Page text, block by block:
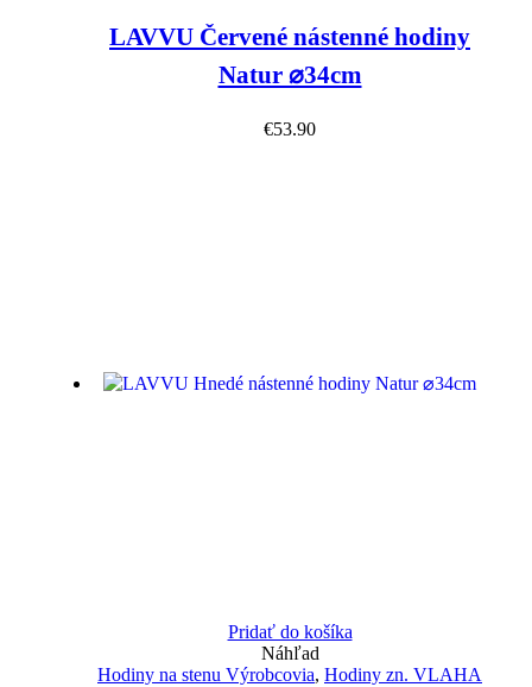
LAVVU Červené nástenné hodiny
Natur ⌀34cm
€53.90
Pridať do košíka
Náhľad
Hodiny na stenu Výrobcovia, Hodiny zn. VLAHA